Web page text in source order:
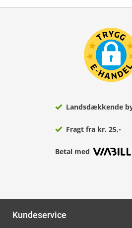
Landsdækkende
Fragt fra kr. 25,-
Betal med
Kundeservice